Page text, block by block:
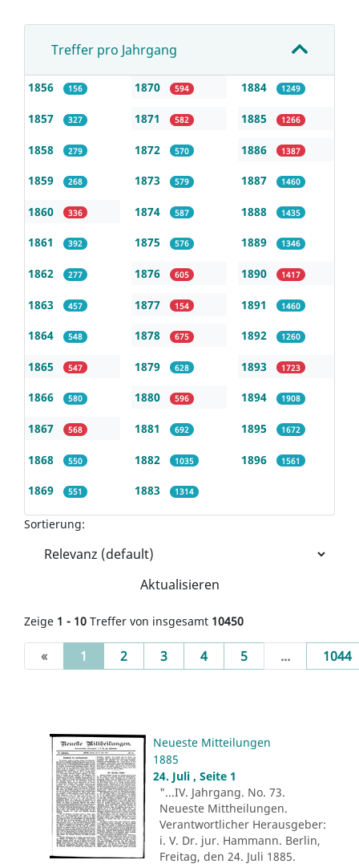
Treffer pro Jahrgang
1856 156
1857 327
1858 279
1859 268
1860 336
1861 392
1862 277
1863 457
1864 548
1865 547
1866 580
1867 568
1868 550
1869 551
1870 594
1871 582
1872 570
1873 579
1874 587
1875 576
1876 605
1877 154
1878 675
1879 628
1880 596
1881 692
1882 1035
1883 1314
1884 1249
1885 1266
1886 1387
1887 1460
1888 1435
1889 1346
1890 1417
1891 1460
1892 1260
1893 1723
1894 1908
1895 1672
1896 1561
Sortierung:
Aktualisieren
Zeige 1 - 10 Treffer von insgesamt 10450
« 1 (current)
2 3 4 5 ... 1044
Neueste Mitteilungen
1885
24. Juli , Seite 1
"...IV. Jahrgang. No. 73.
Neueste Mittheilungen.
Verantwortlicher Herausgeber:
i. V. Dr. jur. Hammann. Berlin,
Freitag, den 24. Juli 1885.